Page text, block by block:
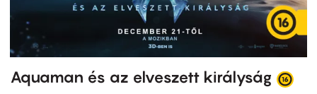
Aquaman és az elveszett királyság